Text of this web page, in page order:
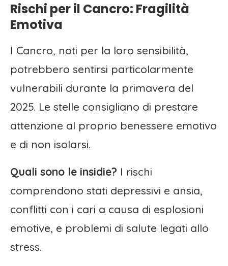
Rischi per il Cancro: Fragilità
Emotiva
I Cancro, noti per la loro sensibilità,
potrebbero sentirsi particolarmente
vulnerabili durante la primavera del
2025. Le stelle consigliano di prestare
attenzione al proprio benessere emotivo
e di non isolarsi.
Quali sono le insidie? I rischi
comprendono stati depressivi e ansia,
conflitti con i cari a causa di esplosioni
emotive, e problemi di salute legati allo
stress.